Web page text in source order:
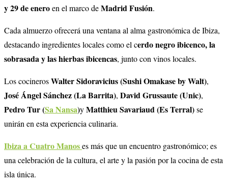
y 29 de eneroen el marco deMadrid Fusión.
Cada almuerzo ofrecerá una ventana al alma gastronómica de Ibiza,
destacando ingredientes locales como el cerdo negro ibicenco, la
sobrasada y las hierbas ibicencas, junto con vinos locales.
Los cocinerosWalter Sidoravicius (SushiOmakase by Walt),
José Ángel Sánchez (La Barrita), David Grussaute (Unic),
Pedro Tur (Sa Nansa)yMatthieu Savariaud (Es Terral)se
unirán en esta experiencia culinaria.
Ibiza a Cuatro Manoses más que un encuentro gastronómico; es
una celebración de la cultura, el arte y la pasión por la cocina de esta
isla única.